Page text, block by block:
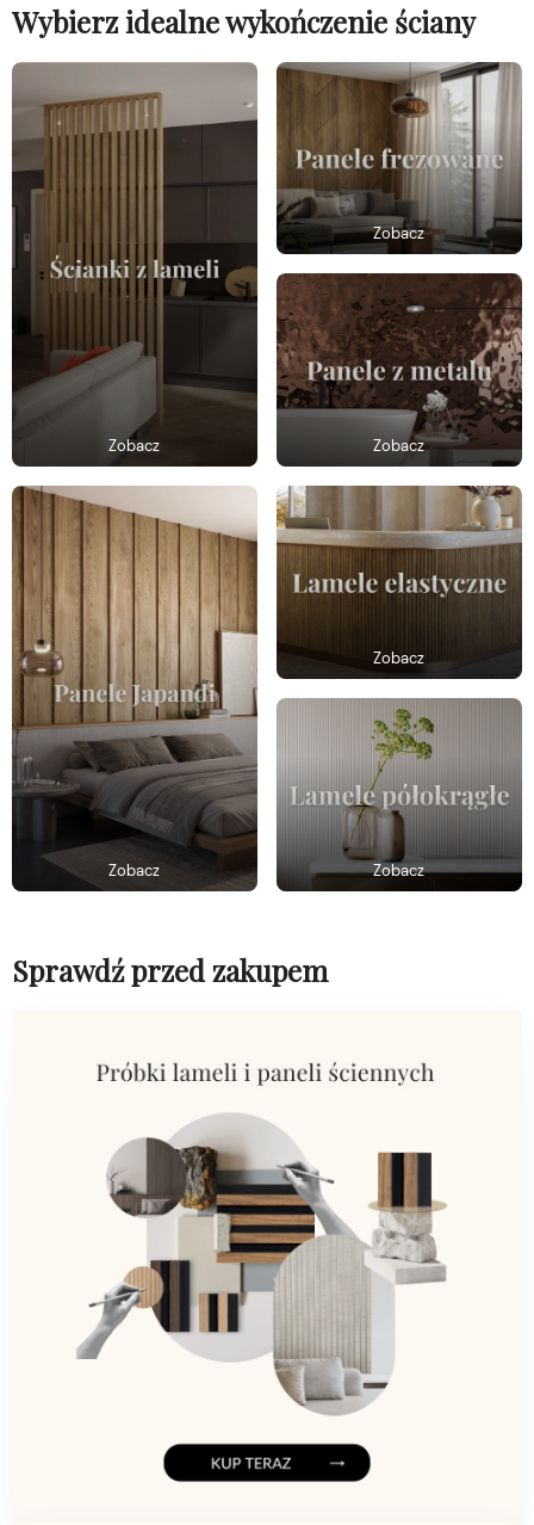
Wybierz idealne wykończenie ściany
Zobacz
Zobacz
Zobacz
Zobacz
Zobacz
Zobacz
Sprawdź przed zakupem